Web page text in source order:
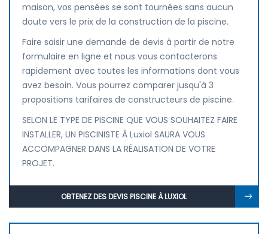
maison, vos pensées se sont tournées sans aucun
doute vers le prix de la construction de la piscine.
Faire saisir une demande de devis à partir de notre
formulaire en ligne et nous vous contacterons
rapidement avec toutes les informations dont vous
avez besoin. Vous pourrez comparer jusqu'à 3
propositions tarifaires de constructeurs de piscine.
SELON LE TYPE DE PISCINE QUE VOUS SOUHAITEZ FAIRE
INSTALLER, UN PISCINISTE À Luxiol SAURA VOUS
ACCOMPAGNER DANS LA RÉALISATION DE VOTRE
PROJET.
OBTENEZ DES DEVIS PISCINE À LUXIOL